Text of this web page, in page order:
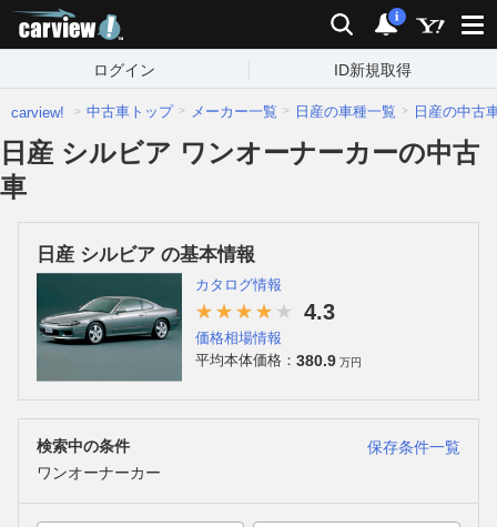
検索 通知
i
ログイン ID新規取得
carview! 中古車トップ メーカー一覧 日産の車種一覧 日産の中古
日産 シルビア ワンオーナーカーの中古
車
日産 シルビア の基本情報
カタログ情報
4.3
価格相場情報
平均本体価格： 380.9 万円
検索中の条件
保存条件一覧
ワンオーナーカー